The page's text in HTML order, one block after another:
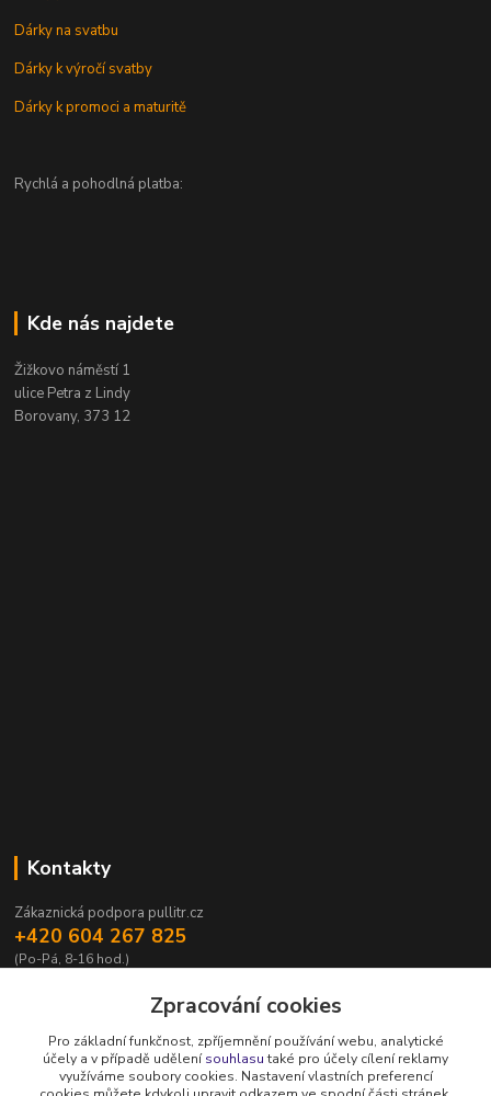
Dárky na svatbu
Dárky k výročí svatby
Dárky k promoci a maturitě
Rychlá a pohodlná platba:
Kde nás najdete
Žižkovo náměstí 1
ulice Petra z Lindy
Borovany, 373 12
Kontakty
Zákaznická podpora pullitr.cz
+420 604 267 825
(Po-Pá, 8-16 hod.)
Zpracování cookies
Pro základní funkčnost, zpříjemnění používání webu, analytické
účely a v případě udělenísouhlasutaké pro účely cílení reklamy
využíváme soubory cookies. Nastavení vlastních preferencí